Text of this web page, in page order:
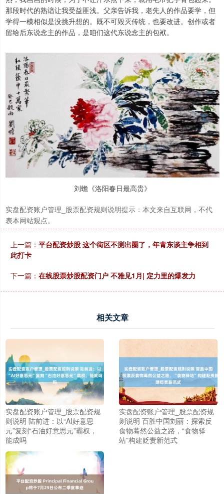
那段时代的熟谙让我受益匪浅。父亲告诉我，老先人的作品要学，但
学得一模相似是没挑升想的。既不可毁灭传统，也要改进。创作或者
留给后东说念主的作品，是咱们这代东说念主的包袱。
刘蟾《洛阳春日最高贵》
实盘配资账户管理_股票配资规则说明提示：本文来自互联网，不代
表本网站观点。
上一篇： 平台配资炒股 这个街区不测出圈了，年青东谈主争相到
此打卡
下一篇： 在线股票炒股配资门户 不雅见1月| 定力里的爆发力
相关文章
实盘配资账户管理_股票配资规
则说明 陆前进：以“AI好意思
元”复刻“石油好意思元”霸权，
能成吗
实盘配资账户管理_股票配资规
则说明 百胜中国刘丽：探索反
食物蓦然公益之路，“食物驿
站”构建贬责新范式
3940.04